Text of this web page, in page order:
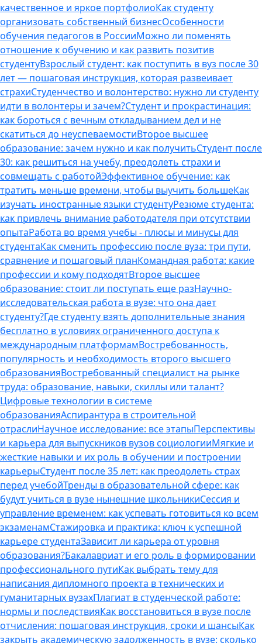
качественное и яркое портфолиоКак студенту
организовать собственный бизнесОсобенности
обучения педагогов в РоссииМожно ли поменять
отношение к обучению и как развить позитив
студентуВзрослый студент: как поступить в вуз после 30
лет — пошаговая инструкция, которая развеивает
страхиСтуденчество и волонтерство: нужно ли cтуденту
идти в волонтеры и зачем?Студент и прокрастинация:
как бороться с вечным откладыванием дел и не
скатиться до неуспеваемостиВторое высшее
образование: зачем нужно и как получитьСтудент после
30: как решиться на учебу, преодолеть страхи и
совмещать с работойЭффективное обучение: как
тратить меньше времени, чтобы выучить большеКак
изучать иностранные языки студентуРезюме студента:
как привлечь внимание работодателя при отсутствии
опытаРабота во время учебы - плюсы и минусы для
студентаКак сменить профессию после вуза: три пути,
сравнение и пошаговый планКомандная работа: какие
профессии и кому подходятВторое высшее
образование: стоит ли поступать еще разНаучно-
исследовательская работа в вузе: что она дает
студенту?Где студенту взять дополнительные знания
бесплатно в условиях ограниченного доступа к
международным платформамВостребованность,
популярность и необходимость второго высшего
образованияВостребованный специалист на рынке
труда: образование, навыки, скиллы или талант?
Цифровые технологии в системе
образованияАспирантура в строительной
отраслиНаучное исследование: все этапыПерспективы
и карьера для выпускников вузов социологииМягкие и
жесткие навыки и их роль в обучении и построении
карьерыСтудент после 35 лет: как преодолеть страх
перед учебойТренды в образовательной сфере: как
будут учиться в вузе нынешние школьникиСессия и
управление временем: как успевать готовиться ко всем
экзаменамСтажировка и практика: ключ к успешной
карьере студентаЗависит ли карьера от уровня
образования?Бакалавриат и его роль в формировании
профессионального путиКак выбрать тему для
написания дипломного проекта в технических и
гуманитарных вузахПлагиат в студенческой работе:
нормы и последствияКак восстановиться в вузе после
отчисления: пошаговая инструкция, сроки и шансыКак
закрыть академическую задолженность в вузе: сколько